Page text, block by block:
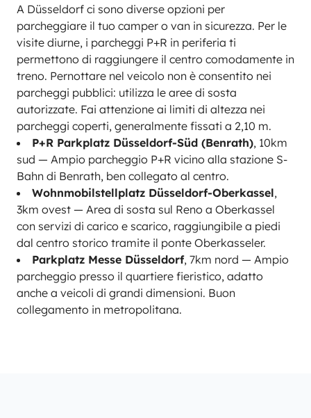
A Düsseldorf ci sono diverse opzioni per
parcheggiare il tuo camper o van in sicurezza. Per le
visite diurne, i parcheggi P+R in periferia ti
permettono di raggiungere il centro comodamente in
treno. Pernottare nel veicolo non è consentito nei
parcheggi pubblici: utilizza le aree di sosta
autorizzate. Fai attenzione ai limiti di altezza nei
parcheggi coperti, generalmente fissati a 2,10 m.
P+R Parkplatz Düsseldorf-Süd (Benrath), 10km
sud — Ampio parcheggio P+R vicino alla stazione S-
Bahn di Benrath, ben collegato al centro.
Wohnmobilstellplatz Düsseldorf-Oberkassel,
3km ovest — Area di sosta sul Reno a Oberkassel
con servizi di carico e scarico, raggiungibile a piedi
dal centro storico tramite il ponte Oberkasseler.
Parkplatz Messe Düsseldorf, 7km nord — Ampio
parcheggio presso il quartiere fieristico, adatto
anche a veicoli di grandi dimensioni. Buon
collegamento in metropolitana.